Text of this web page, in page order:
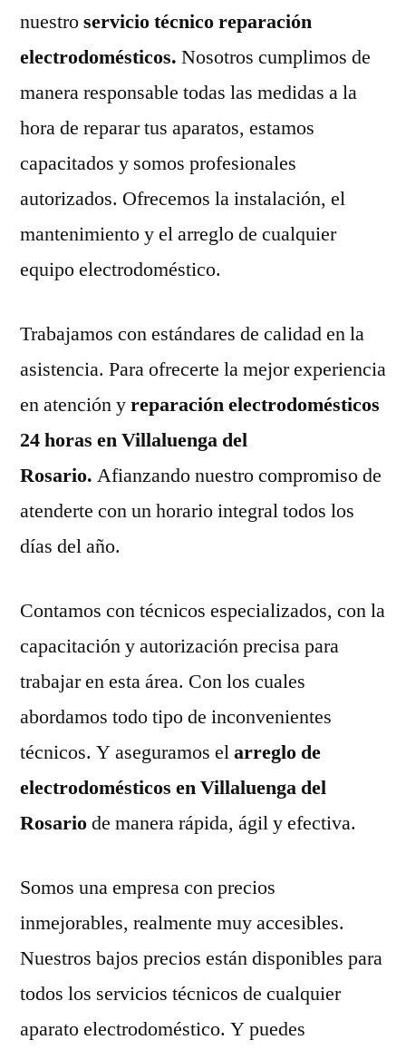
nuestroservicio técnico reparación
electrodomésticos. Nosotros cumplimos de
manera responsable todas las medidas a la
hora de reparar tus aparatos, estamos
capacitados y somos profesionales
autorizados. Ofrecemos la instalación, el
mantenimiento y el arreglo de cualquier
equipo electrodoméstico.
Trabajamos con estándares de calidad en la
asistencia. Para ofrecerte la mejor experiencia
en atención yreparación electrodomésticos
24 horas en Villaluenga del
Rosario. Afianzando nuestro compromiso de
atenderte con un horario integral todos los
días del año.
Contamos con técnicos especializados, con la
capacitación y autorización precisa para
trabajar en esta área. Con los cuales
abordamos todo tipo de inconvenientes
técnicos. Y aseguramos elarreglo de
electrodomésticos en Villaluenga del
Rosariode manera rápida, ágil y efectiva.
Somos una empresa con precios
inmejorables, realmente muy accesibles.
Nuestros bajos precios están disponibles para
todos los servicios técnicos de cualquier
aparato electrodoméstico. Y puedes